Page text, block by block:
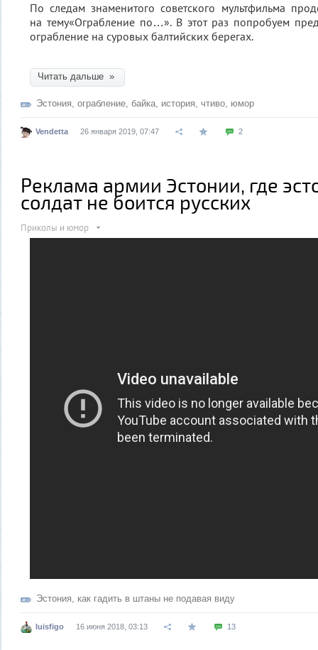
По следам знаменитого советского мультфильма
на тему«Ограбление по…». В этот раз попробуем
ограбление на суровых балтийских берегах.
Читать дальше »
Эстония, ограбление, байка, история, чтиво, юмор
Vendetta 26 января 2019, 07:47 2
Реклама армии Эстонии, где
солдат не боится русских
Приколы и юмор
Эстония, как гадить в штаны не подавая виду
luisfigo 16 июня 2018, 03:13 13